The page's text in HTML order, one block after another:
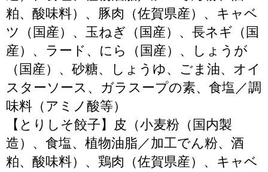
粕、酸味料）、豚肉（佐賀県産）、キャベ
ツ（国産）、玉ねぎ（国産）、長ネギ（国
産）、ラード、にら（国産）、しょうが
（国産）、砂糖、しょうゆ、ごま油、オイ
スターソース、ガラスープの素、食塩／調
味料（アミノ酸等）
【とりしそ餃子】皮（小麦粉（国内製
造）、食塩、植物油脂／加工でん粉、酒
粕、酸味料）、鶏肉（佐賀県産）、キャベ